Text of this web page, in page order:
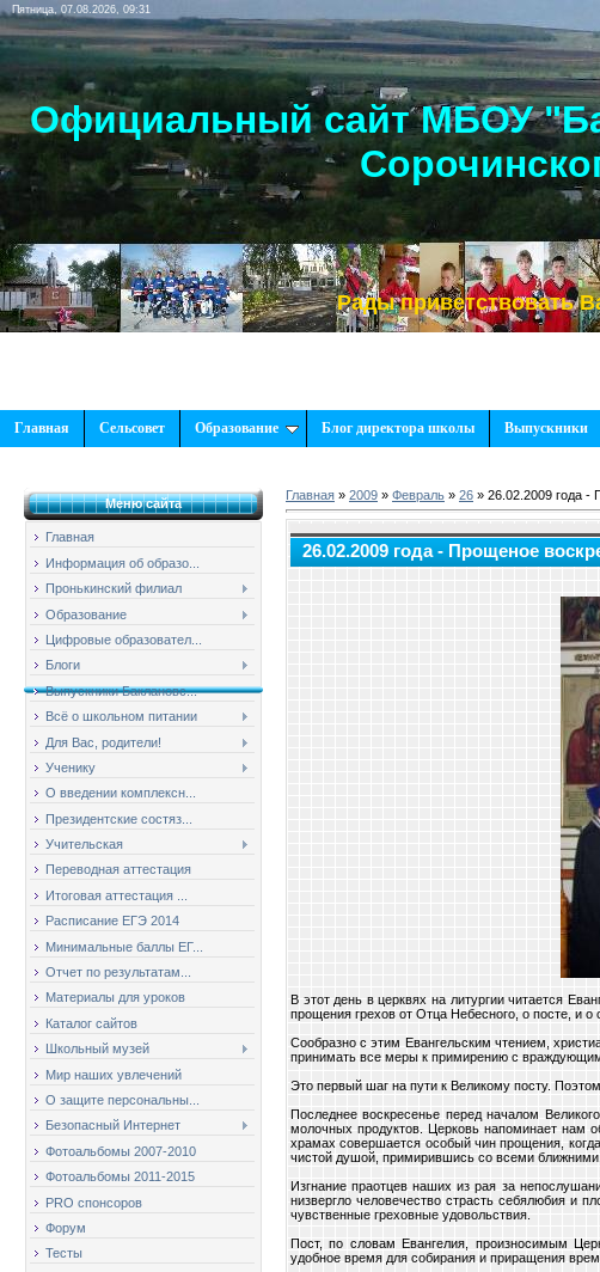
Пятница, 07.08.2026, 09:31
Официальный сайт МБОУ
Рады приветствовать Вас, на
Главная Сельсовет Образование Блог директора школы Выпускники
Меню сайта
Главная
Информация об образо...
Пронькинский филиал
Образование
Цифровые образовател...
Блоги
Выпускники Баклановс...
Всё о школьном питании
Для Вас, родители!
Ученику
О введении комплексн...
Президентские состяз...
Учительская
Переводная аттестация
Итоговая аттестация ...
Расписание ЕГЭ 2014
Минимальные баллы ЕГ...
Отчет по результатам...
Материалы для уроков
Каталог сайтов
Школьный музей
Мир наших увлечений
О защите персональны...
Безопасный Интернет
Фотоальбомы 2007-2010
Фотоальбомы 2011-2015
PRO спонсоров
Форум
Тесты
Главная » 2009 » Февраль » 26 » 26.02.2009 года -
26.02.2009 года - Прощеное
В этот день в церквях на литургии читается
прощения грехов от Отца Небесного, о посте, и о
Сообразно с этим Евангельским чтением,
принимать все меры к примирению с
Это первый шаг на пути к Великому посту.
Последнее воскресенье перед началом
молочных продуктов. Церковь напоминает нам
храмах совершается особый чин прощения,
чистой душой, примирившись со всеми
Изгнание праотцев наших из рая за
низвергло человечество страсть себялюбия и
чувственные греховные удовольствия.
Пост, по словам Евангелия, произносимым
удобное время для собирания и приращения